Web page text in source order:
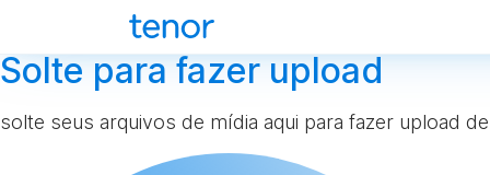
Solte para fazer upload
solte seus arquivos de mídia aqui para fazer upload